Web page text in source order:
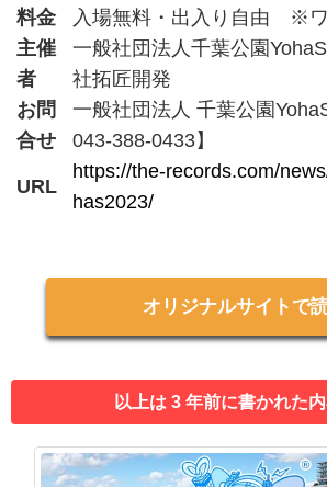
料金
入場無料・出入り自由 ※ワ
主催
者
一般社団法人千葉公園
社拓匠開発
お問
合せ
一般社団法人 千葉公園
043-388-0433】
URL
https://the-records.com/
has2023/
オリジナルサイトで
以上は 3 年前に書かれた